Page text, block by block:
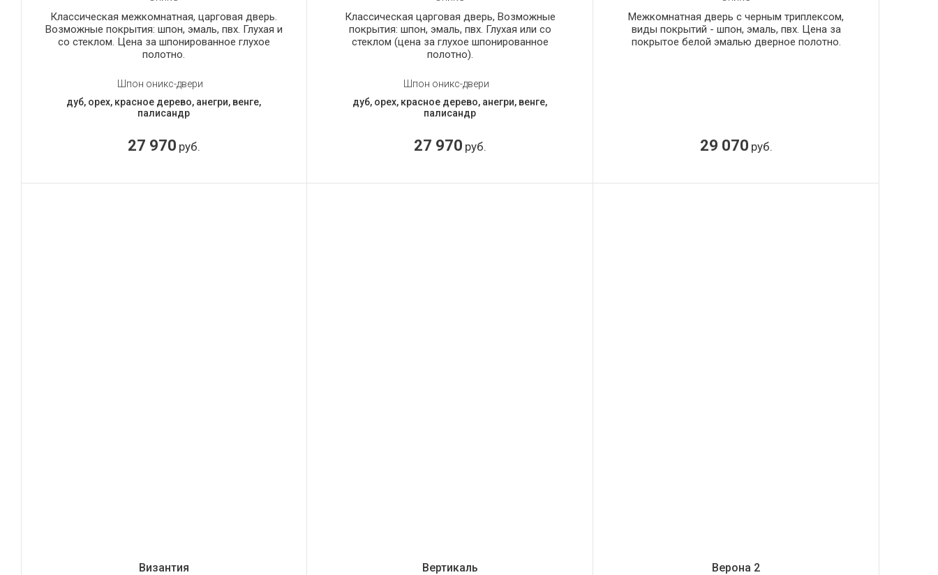
Классическая межкомнатная, царговая дверь.
Возможные покрытия: шпон, эмаль, пвх. Глухая и
со стеклом. Цена за шпонированное глухое
полотно.
Шпон оникс-двери
дуб, орех, красное дерево, анегри, венге,
палисандр
27 970 руб.
Классическая царговая дверь, Возможные
покрытия: шпон, эмаль, пвх. Глухая или со
стеклом (цена за глухое шпонированное
полотно).
Шпон оникс-двери
дуб, орех, красное дерево, анегри, венге,
палисандр
27 970 руб.
Межкомнатная дверь с черным триплексом,
виды покрытий - шпон, эмаль, пвх. Цена за
покрытое белой эмалью дверное полотно.
29 070 руб.
Византия Вертикаль Верона 2